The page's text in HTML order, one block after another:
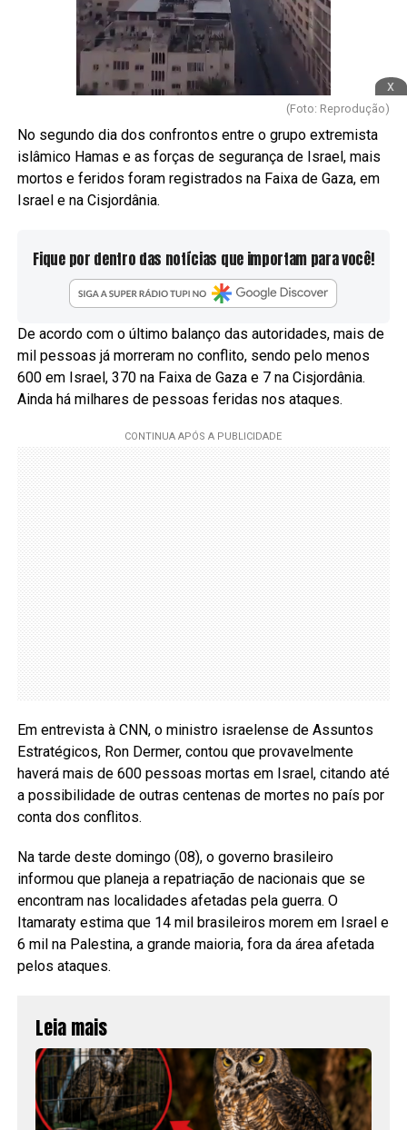
x
(Foto: Reprodução)
No segundo dia dos confrontos entre o grupo extremista
islâmico Hamas e as forças de segurança de Israel, mais
mortos e feridos foram registrados na Faixa de Gaza, em
Israel e na Cisjordânia.
Fique por dentro das notícias que importam para você!
De acordo com o último balanço das autoridades, mais de
mil pessoas já morreram no conflito, sendo pelo menos
600 em Israel, 370 na Faixa de Gaza e 7 na Cisjordânia.
Ainda há milhares de pessoas feridas nos ataques.
Em entrevista à CNN, o ministro israelense de Assuntos
Estratégicos, Ron Dermer, contou que provavelmente
haverá mais de 600 pessoas mortas em Israel, citando até
a possibilidade de outras centenas de mortes no país por
conta dos conflitos.
Na tarde deste domingo (08), o governo brasileiro
informou que planeja a repatriação de nacionais que se
encontram nas localidades afetadas pela guerra. O
Itamaraty estima que 14 mil brasileiros morem em Israel e
6 mil na Palestina, a grande maioria, fora da área afetada
pelos ataques.
Leia mais